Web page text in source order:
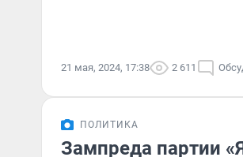
21 мая, 2024, 17:38 2 611
ПОЛИТИКА
Зампреда партии